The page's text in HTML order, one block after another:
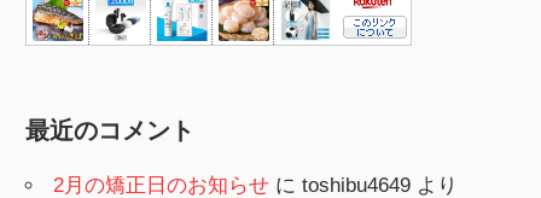
最近のコメント
2月の矯正日のお知らせ にtoshibu4649 より